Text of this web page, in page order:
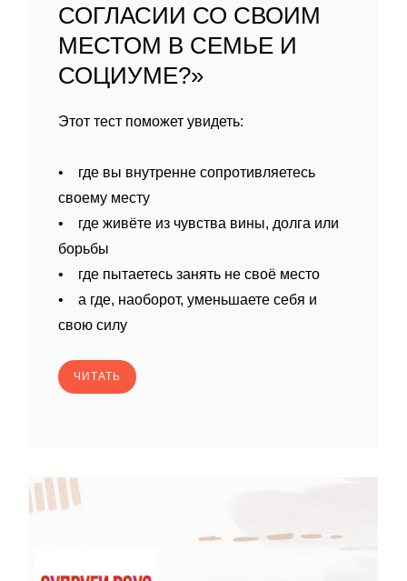
СОГЛАСИИ СО СВОИМ
МЕСТОМ В СЕМЬЕ И
СОЦИУМЕ?»
Этот тест поможет увидеть:
• где вы внутренне сопротивляетесь
своему месту
• где живёте из чувства вины, долга или
борьбы
• где пытаетесь занять не своё место
• а где, наоборот, уменьшаете себя и
свою силу
ЧИТАТЬ